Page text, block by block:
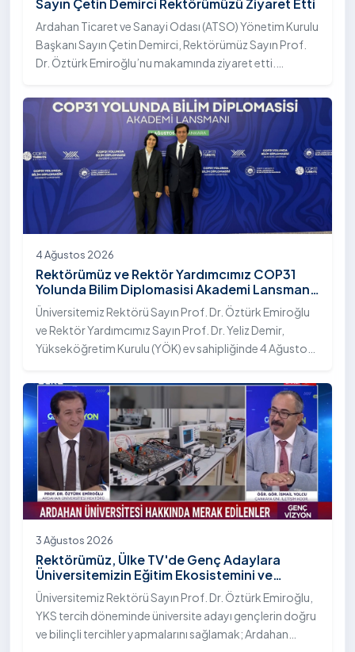
Sayın Çetin Demirci Rektörümüzü Ziyaret Etti
Ardahan Ticaret ve Sanayi Odası (ATSO) Yönetim Kurulu
Başkanı Sayın Çetin Demirci, Rektörümüz Sayın Prof.
Dr. Öztürk Emiroğlu’nu makamında ziyaret etti.
arasındaki iş birliği imkânları ele alınırken, Ardahan’ın
ekonomik ve sosyo-kültürel gelişimine katkı
sağlayacak ortak projeler değerlendirildi.
4 Ağustos 2026
Rektörümüz ve Rektör Yardımcımız COP31
Yolunda Bilim Diplomasisi Akademi Lansmanı
Toplantısına Katıldı
Üniversitemiz Rektörü Sayın Prof. Dr. Öztürk Emiroğlu
ve Rektör Yardımcımız Sayın Prof. Dr. Yeliz Demir,
Yükseköğretim Kurulu (YÖK) ev sahipliğinde 4 Ağustos
Bilim Diplomasisi: Akademi Lansmanı” programına
katıldı.
3 Ağustos 2026
Rektörümüz, Ülke TV'de Genç Adaylara
Üniversitemizin Eğitim Ekosistemini ve
Sunduğu Nitelikli İmkânları Anlattı
Üniversitemiz Rektörü Sayın Prof. Dr. Öztürk Emiroğlu,
YKS tercih döneminde üniversite adayı gençlerin doğru
ve bilinçli tercihler yapmalarını sağlamak; Ardahan